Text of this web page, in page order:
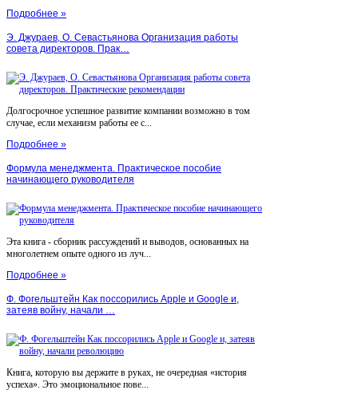
Подробнее »
Э. Джураев, О. Севастьянова Организация работы
совета директоров. Прак…
Долгосрочное успешное развитие компании возможно в том
случае, если механизм работы ее с...
Подробнее »
Формула менеджмента. Практическое пособие
начинающего руководителя
Эта книга - сборник рассуждений и выводов, основанных на
многолетнем опыте одного из луч...
Подробнее »
Ф. Фогельштейн Как поссорились Apple и Google и,
затеяв войну, начали …
Книга, которую вы держите в руках, не очередная «история
успеха». Это эмоциональное пове...